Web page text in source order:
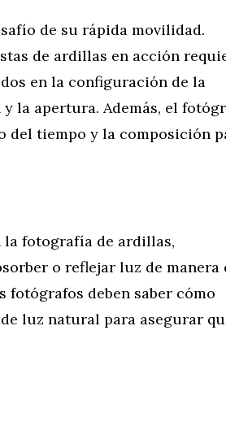
de su rápida movilidad.
de ardillas en acción
en la configuración de la
la apertura. Además, el
del tiempo y la composición
fotografía de ardillas,
o reflejar luz de manera
deben saber cómo
luz natural para asegurar